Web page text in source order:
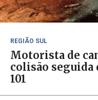
REGIÃO SUL
Motorista de
colisão seguida
101